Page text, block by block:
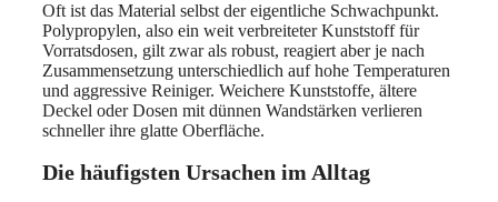
Oft ist das Material selbst der eigentliche Schwachpunkt.
Polypropylen, also ein weit verbreiteter Kunststoff für
Vorratsdosen, gilt zwar als robust, reagiert aber je nach
Zusammensetzung unterschiedlich auf hohe Temperaturen
und aggressive Reiniger. Weichere Kunststoffe, ältere
Deckel oder Dosen mit dünnen Wandstärken verlieren
schneller ihre glatte Oberfläche.
Die häufigsten Ursachen im Alltag